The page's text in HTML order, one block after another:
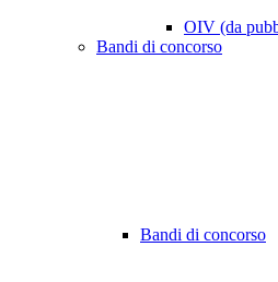
OIV (da
Bandi di concorso
Bandi di concorso